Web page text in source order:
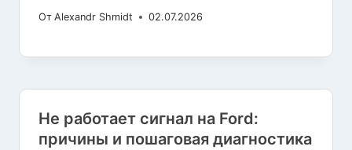
От Alexandr Shmidt 02.07.2026
Не работает сигнал на Ford:
причины и пошаговая диагностика